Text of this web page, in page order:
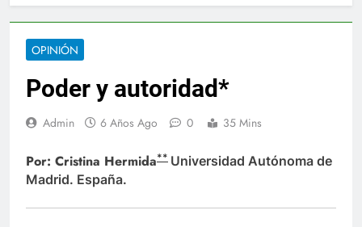
Namén a sus 80 años Elvia Milena
el combate de incendios en Colombia
y Jesús Vides
3 Años Ago
su gobierno
19 Horas Ago
OPINIÓN
Poder y autoridad*
Admin 6 Años Ago 0 35 Mins
Por: Cristina Hermida** Universidad Autónoma de
Madrid. España.